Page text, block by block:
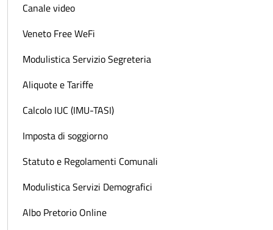
Canale video
Veneto Free WeFi
Modulistica Servizio Segreteria
Aliquote e Tariffe
Calcolo IUC (IMU-TASI)
Imposta di soggiorno
Statuto e Regolamenti Comunali
Modulistica Servizi Demografici
Albo Pretorio Online